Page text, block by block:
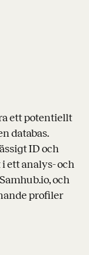
ett potentiellt
databas.
ID och
ett analys- och
och
profiler